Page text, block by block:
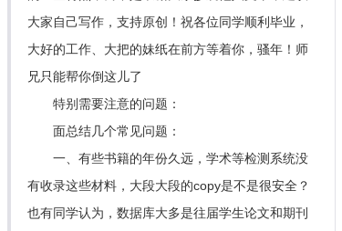
大家自己写作，支持原创！祝各位同学顺利毕业，
大好的工作、大把的妹纸在前方等着你，骚年！师
兄只能帮你倒这儿了
特别需要注意的问题：
面总结几个常见问题：
一、有些书籍的年份久远，学术等检测系统没
有收录这些材料，大段大段的copy是不是很安全？
也有同学认为，数据库大多是往届学生论文和期刊